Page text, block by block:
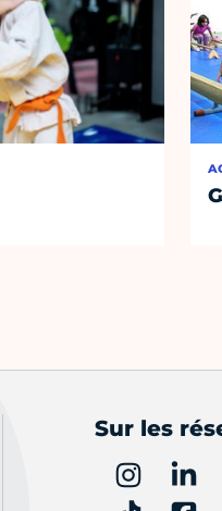
Sur les